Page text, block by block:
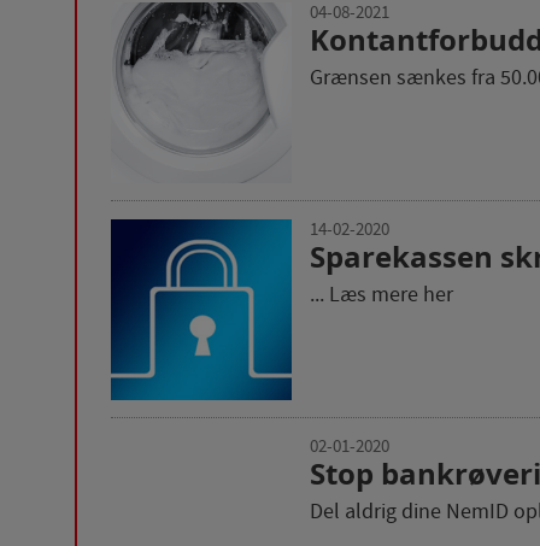
04-08-2021
Grænsen sænkes fra
14-02-2020
Sparekassen
... Læs mere her
02-01-2020
Stop
Del aldrig dine NemID